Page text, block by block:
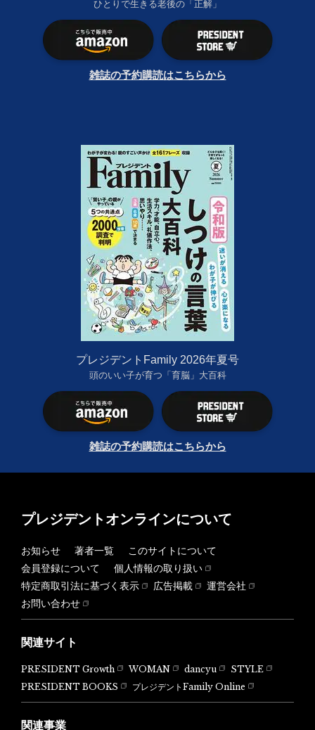
ひとりで生きる老後の「正解」
雑誌の予約購読はこちらから
プレジデントFamily 2026年夏号
頭のいい子が育つ「育脳」大百科
雑誌の予約購読はこちらから
プレジデントオンラインについて
お知らせ 著者一覧
このサイトについて
会員登録について
個人情報の取り扱い
特定商取引法に基づく表示
広告掲載
運営会社
お問い合わせ
関連サイト
PRESIDENT Growth WOMAN dancyu
STYLE
PRESIDENT BOOKS
プレジデントFamily Online
関連事業